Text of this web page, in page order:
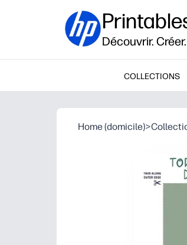
Découvrir.
COLLECTIONS
Home (domicile)>